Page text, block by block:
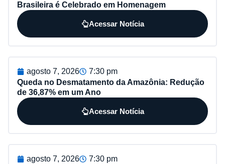
Brasileira é Celebrado em Homenagem
Acessar Notícia
agosto 7, 2026
7:30 pm
Queda no Desmatamento da Amazônia: Redução
de 36,87% em um Ano
Acessar Notícia
agosto 7, 2026
7:30 pm